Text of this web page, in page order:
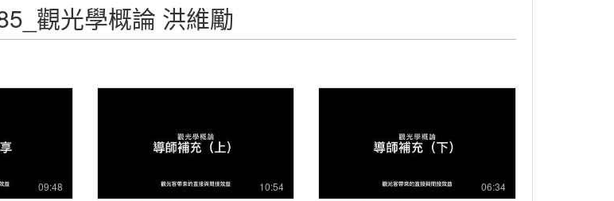
觀光學概論 洪維勵
09:48 10:54 06:34